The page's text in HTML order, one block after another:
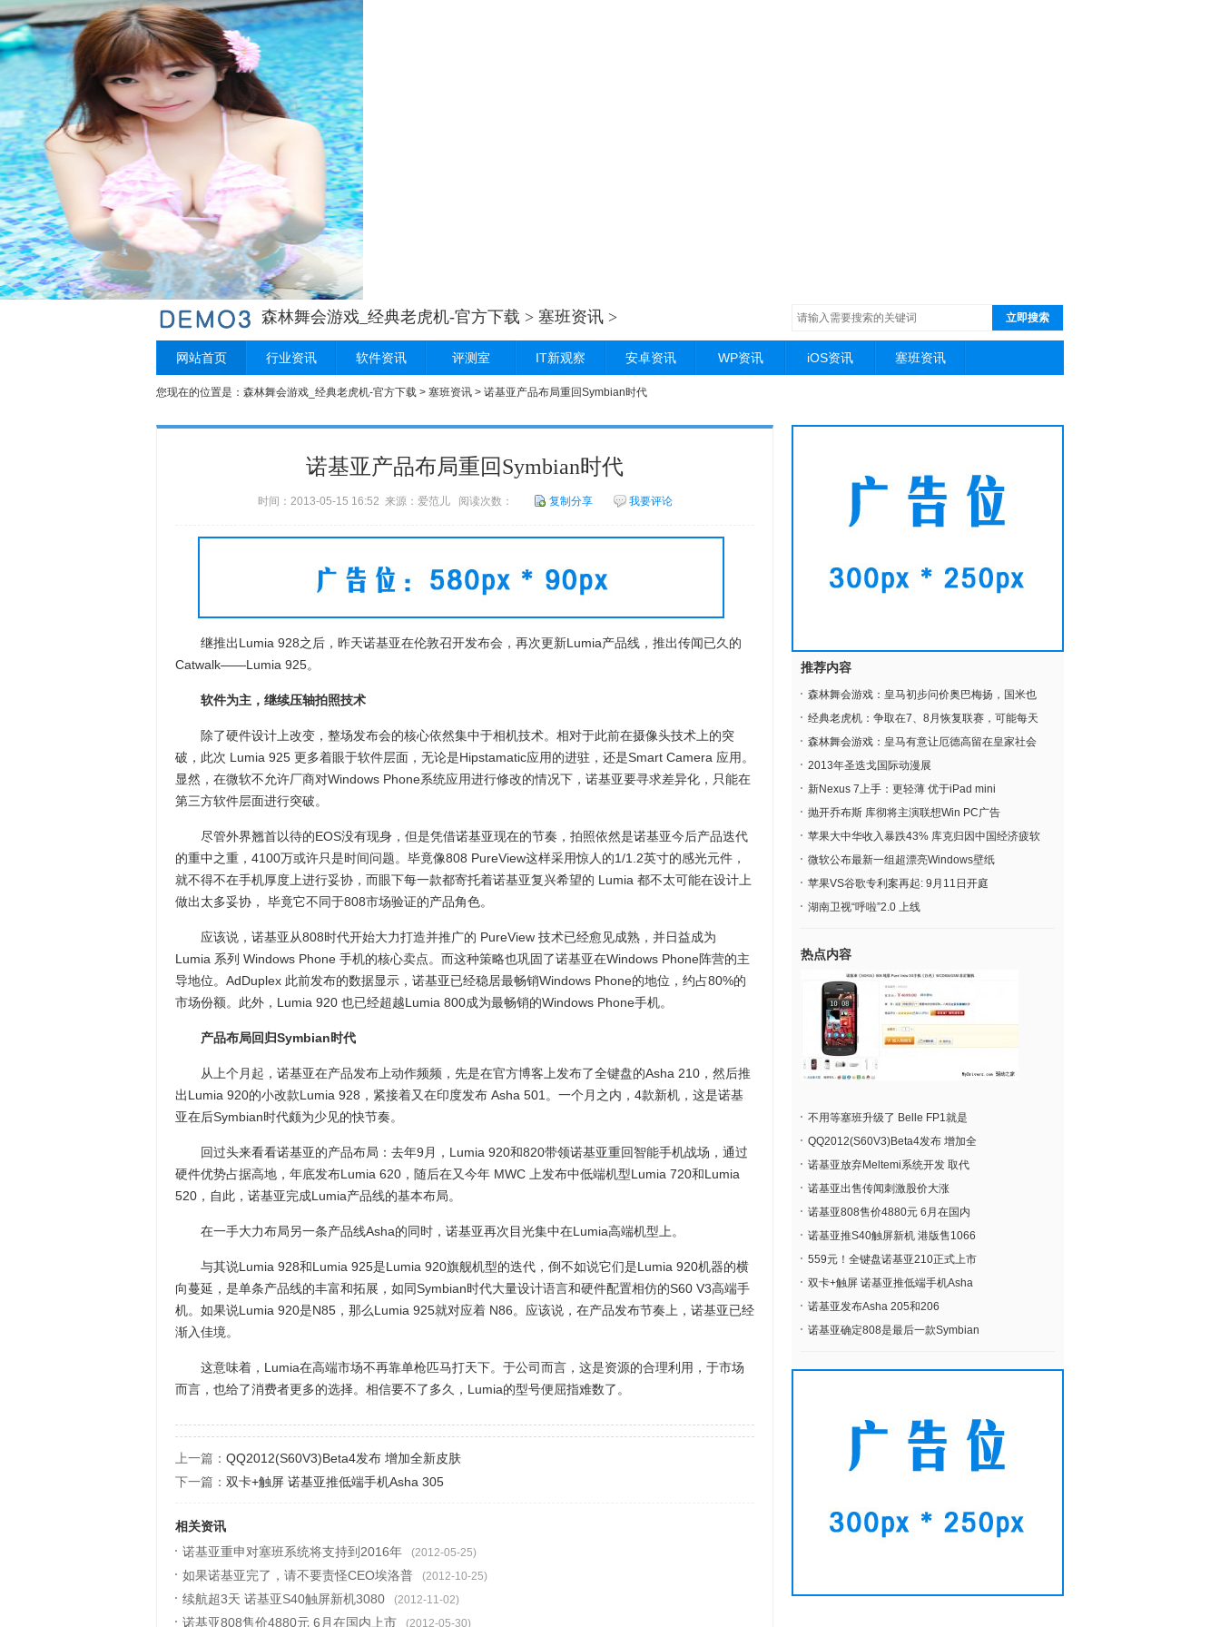
森林舞会游戏_经典老虎机-官方下载 > 塞班资讯 > 立即搜索
网站首页 行业资讯 软件资讯 评测室 IT新观察 安卓资讯 WP资讯 iOS资讯 塞班资讯
您现在的位置是： 森林舞会游戏_经典老虎机-官方下载 > 塞班资讯 > 诺基亚产品布局重回Symbian时代
诺基亚产品布局重回Symbian时代
时间：2013-05-15 16:52 来源：爱范儿 阅读次数： 复制分享 我要评论
继推出Lumia 928之后，昨天诺基亚在伦敦召开发布会，再次更新Lumia产品线，推出传闻已久的
Catwalk——Lumia 925。
软件为主，继续压轴拍照技术
除了硬件设计上改变，整场发布会的核心依然集中于相机技术。相对于此前在摄像头技术上的突
破，此次 Lumia 925 更多着眼于软件层面，无论是Hipstamatic应用的进驻，还是Smart Camera 应用。
显然，在微软不允许厂商对Windows Phone系统应用进行修改的情况下，诺基亚要寻求差异化，只能在
第三方软件层面进行突破。
尽管外界翘首以待的EOS没有现身，但是凭借诺基亚现在的节奏，拍照依然是诺基亚今后产品迭代
的重中之重，4100万或许只是时间问题。毕竟像808 PureView这样采用惊人的1/1.2英寸的感光元件，
就不得不在手机厚度上进行妥协，而眼下每一款都寄托着诺基亚复兴希望的 Lumia 都不太可能在设计上
做出太多妥协， 毕竟它不同于808市场验证的产品角色。
应该说，诺基亚从808时代开始大力打造并推广的 PureView 技术已经愈见成熟，并日益成为
Lumia 系列 Windows Phone 手机的核心卖点。而这种策略也巩固了诺基亚在Windows Phone阵营的主
导地位。AdDuplex 此前发布的数据显示，诺基亚已经稳居最畅销Windows Phone的地位，约占80%的
市场份额。此外，Lumia 920 也已经超越Lumia 800成为最畅销的Windows Phone手机。
产品布局回归Symbian时代
从上个月起，诺基亚在产品发布上动作频频，先是在官方博客上发布了全键盘的Asha 210，然后推
出Lumia 920的小改款Lumia 928，紧接着又在印度发布 Asha 501。一个月之内，4款新机，这是诺基
亚在后Symbian时代颇为少见的快节奏。
回过头来看看诺基亚的产品布局：去年9月，Lumia 920和820带领诺基亚重回智能手机战场，通过
硬件优势占据高地，年底发布Lumia 620，随后在又今年 MWC 上发布中低端机型Lumia 720和Lumia
520，自此，诺基亚完成Lumia产品线的基本布局。
在一手大力布局另一条产品线Asha的同时，诺基亚再次目光集中在Lumia高端机型上。
与其说Lumia 928和Lumia 925是Lumia 920旗舰机型的迭代，倒不如说它们是Lumia 920机器的横
向蔓延，是单条产品线的丰富和拓展，如同Symbian时代大量设计语言和硬件配置相仿的S60 V3高端手
机。如果说Lumia 920是N85，那么Lumia 925就对应着 N86。应该说，在产品发布节奏上，诺基亚已经
渐入佳境。
这意味着，Lumia在高端市场不再靠单枪匹马打天下。于公司而言，这是资源的合理利用，于市场
而言，也给了消费者更多的选择。相信要不了多久，Lumia的型号便屈指难数了。
上一篇： QQ2012(S60V3)Beta4发布 增加全新皮肤
下一篇： 双卡+触屏 诺基亚推低端手机Asha 305
相关资讯
诺基亚重申对塞班系统将支持到2016年
(2012-05-25)
如果诺基亚完了，请不要责怪CEO埃洛普 (2012-10-25)
续航超3天 诺基亚S40触屏新机3080 (2012-11-02)
诺基亚808售价4880元 6月在国内上市 (2012-05-30)
推荐内容
森林舞会游戏：皇马初步问价奥巴梅扬，国米也
经典老虎机：争取在7、8月恢复联赛，可能每天
森林舞会游戏：皇马有意让厄德高留在皇家社会
2013年圣迭戈国际动漫展
新Nexus 7上手：更轻薄 优于iPad mini
抛开乔布斯 库彻将主演联想Win PC广告
苹果大中华收入暴跌43% 库克归因中国经济疲软
微软公布最新一组超漂亮Windows壁纸
苹果VS谷歌专利案再起: 9月11日开庭
湖南卫视“呼啦”2.0 上线
热点内容
不用等塞班升级了 Belle FP1就是
QQ2012(S60V3)Beta4发布 增加全
诺基亚放弃Meltemi系统开发 取代
诺基亚出售传闻刺激股价大涨
诺基亚808售价4880元 6月在国内
诺基亚推S40触屏新机 港版售1066
559元！全键盘诺基亚210正式上市
双卡+触屏 诺基亚推低端手机Asha
诺基亚发布Asha 205和206
诺基亚确定808是最后一款Symbian